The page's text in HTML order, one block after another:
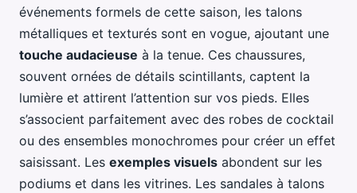
événements formels de cette saison, les talons
métalliques et texturés sont en vogue, ajoutant une
touche audacieuse à la tenue. Ces chaussures,
souvent ornées de détails scintillants, captent la
lumière et attirent l’attention sur vos pieds. Elles
s’associent parfaitement avec des robes de cocktail
ou des ensembles monochromes pour créer un effet
saisissant. Les exemples visuels abondent sur les
podiums et dans les vitrines. Les sandales à talons